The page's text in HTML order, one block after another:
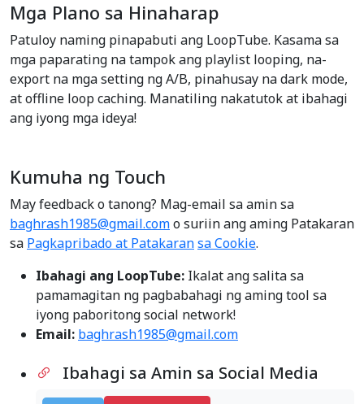
Mga Plano sa Hinaharap
Patuloy naming pinapabuti ang LoopTube. Kasama sa
mga paparating na tampok ang playlist looping, na-
export na mga setting ng A/B, pinahusay na dark mode,
at offline loop caching. Manatiling nakatutok at ibahagi
ang iyong mga ideya!
Kumuha ng Touch
May feedback o tanong? Mag-email sa amin sa
baghrash1985@gmail.como suriin ang aming Patakaran
sa Pagkapribado at Patakaransa Cookie.
Ibahagi ang LoopTube: Ikalat ang salita sa
pamamagitan ng pagbabahagi ng aming tool sa
iyong paboritong social network!
Email: baghrash1985@gmail.com
Ibahagi sa Amin sa Social Media